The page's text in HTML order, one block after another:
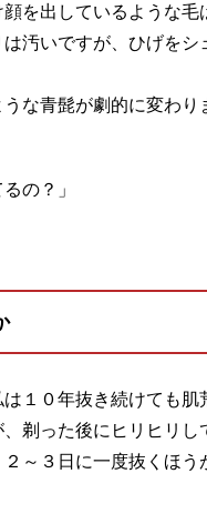
を出しているような
汚いですが、ひげを
な青髭が劇的に変わり
の？」
１０年抜き続けても肌
剃った後にヒリヒリし
～３日に一度抜くほ